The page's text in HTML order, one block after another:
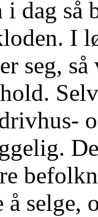
dag så
I
seg,
å